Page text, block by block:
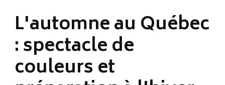
L'automne au Québec
: spectacle de
couleurs et